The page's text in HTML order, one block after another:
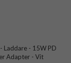
Laddare - 15W PD
Adapter - Vit